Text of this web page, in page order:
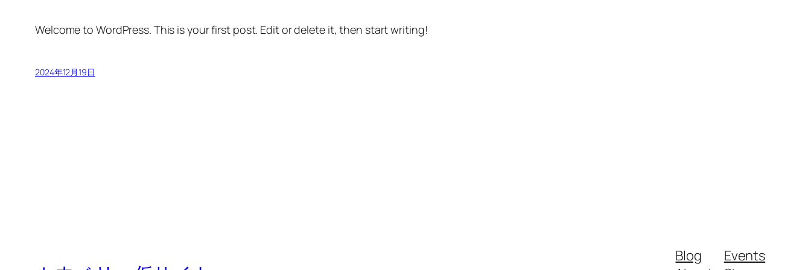
Welcome to WordPress. This is your first post. Edit or delete it, then start writing!
2024年12月19日
Blog
Events